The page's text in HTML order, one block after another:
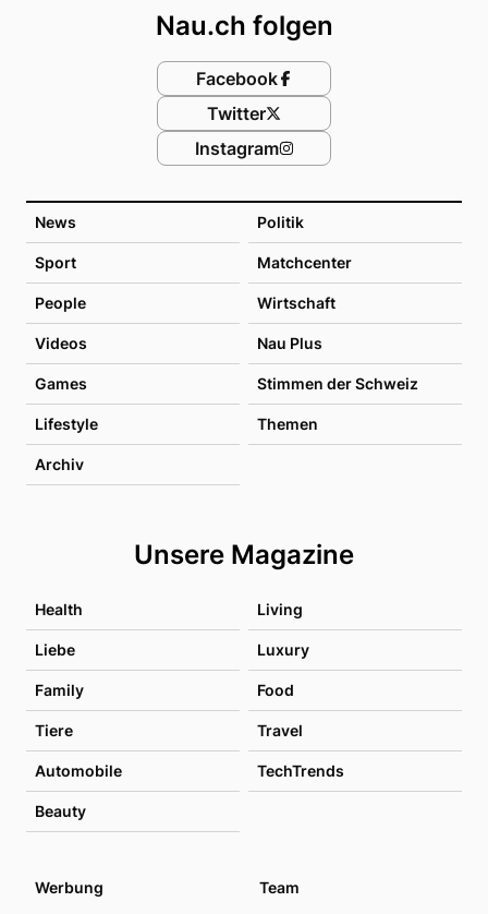
News Politik
Sport Matchcenter
People Wirtschaft
Videos Nau Plus
Games Stimmen der Schweiz
Lifestyle Themen
Archiv
Unsere Magazine
Health Living
Liebe Luxury
Family Food
Tiere Travel
Automobile TechTrends
Beauty
Nau.ch folgen
Facebook
Twitter
Instagram
Werbung
Team